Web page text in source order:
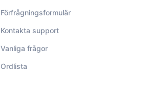
Förfrågningsformulär
Kontakta support
Vanliga frågor
Ordlista